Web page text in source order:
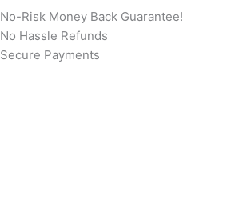
No-Risk Money Back Guarantee!
No Hassle Refunds
Secure Payments